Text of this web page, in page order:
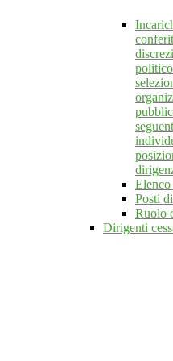
Posti
Ruolo
Dirigenti